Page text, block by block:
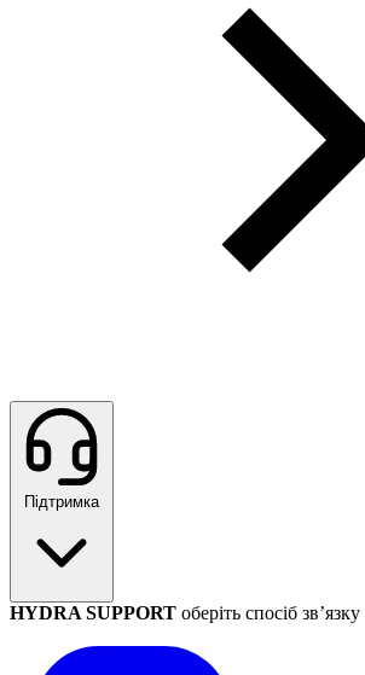
Підтримка
HYDRA SUPPORT оберіть спосіб зв’язку